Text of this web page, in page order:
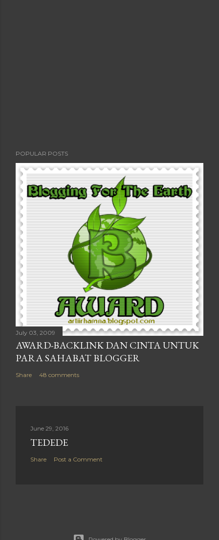
POPULAR POSTS
July 03, 2009
AWARD-BACKLINK DAN CINTA UNTUK
PARA SAHABAT BLOGGER
Share 48 comments
June 29, 2016
TEDEDE
Share Post a Comment